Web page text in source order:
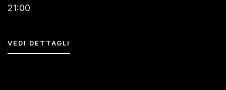
21:00
VEDI DETTAGLI